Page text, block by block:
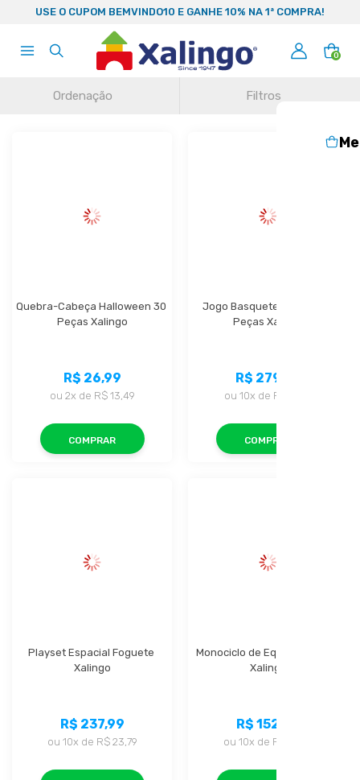
USE O CUPOM BEMVINDO10 E GANHE 10% NA 1ª COMPRA!
0
Ordenação Filtros
Quebra-Cabeça Halloween 30
Peças Xalingo
R$ 26,99
ou 2x de R$ 13,49
COMPRAR
Jogo Basquete de Mesa 9
Peças Xalingo
R$ 279,99
ou 10x de R$ 27,99
COMPRAR
Playset Espacial Foguete
Xalingo
R$ 237,99
ou 10x de R$ 23,79
Monociclo de Equilíbrio Sapo
Xalingo
R$ 152,99
ou 10x de R$ 15,29